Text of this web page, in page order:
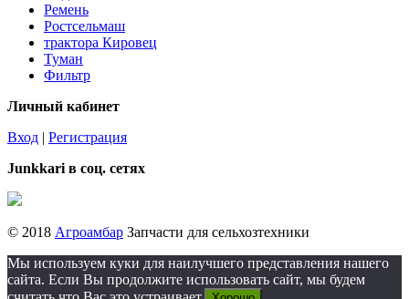
Ремень
Ростсельмаш
трактора Кировец
Туман
Фильтр
Личный кабинет
Вход | Регистрация
Junkkari в соц. сетях
© 2018 Агроамбар Запчасти для сельхозтехники
Мы используем куки для наилучшего представления нашего
сайта. Если Вы продолжите использовать сайт, мы будем